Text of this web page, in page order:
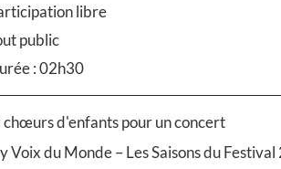
libre
public
: 02h30
chœurs d'enfants pour un concert
Voix du Monde – Les Saisons du